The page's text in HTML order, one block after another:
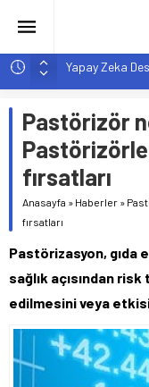
Yapay Zeka
Hamle mi?
Etkileri
YZ ile Tüketici
Girişimciler İçin
Bir Tercih Değil,
Pastörizör
fırsatları
Anasayfa » Haberler »
fırsatları
Pastörizasyon, gıda
sağlık açısından
edilmesini veya